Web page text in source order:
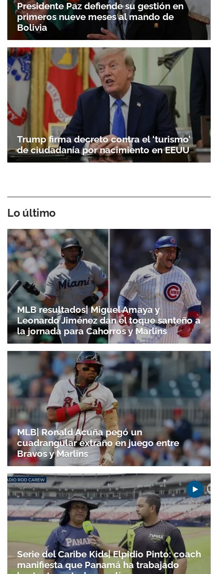
Presidente Paz defiende su gestión en
primeros nueve meses al mando de
Bolivia
Trump firma decreto contra el ‘turismo’
de ciudadanía por nacimiento en EEUU
Lo último
MLB resultados| Miguel Amaya y
Leonardo Jiménez dan el toque santeño a
la jornada para Cahorros y Marlins
MLB| Ronald Acuña pegó un
cuadrangular extraño en juego entre
Bravos y Marlins
Serie del Caribe Kids| Elpidio Pinto: coach
manifiesta que Panamá ha trabajado